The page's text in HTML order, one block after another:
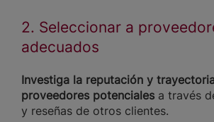
2. Seleccionar a
adecuados
Investiga la reputación y
proveedores potenciales a través
y reseñas de otros clientes.